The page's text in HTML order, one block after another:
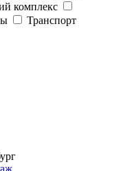
комплекс
Транспорт